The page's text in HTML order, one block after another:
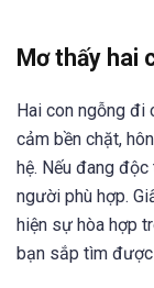
Mơ thấy hai
Hai con ngỗng đi
cảm bền chặt,
hệ. Nếu đang
người phù hợp.
hiện sự hòa hợp
bạn sắp tìm